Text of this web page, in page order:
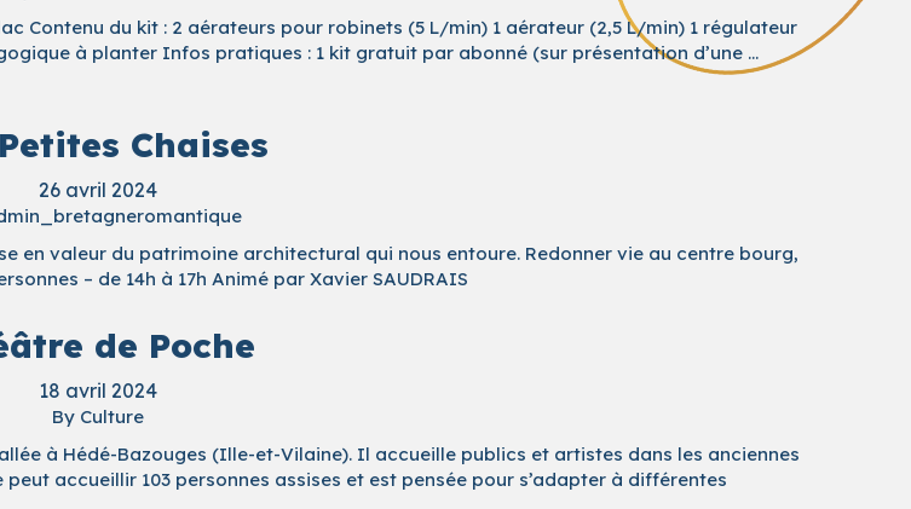
Contenu du kit : 2 aérateurs pour robinets (5 L/min) 1 aérateur (2,5 L/min) 1 régulateur
à planter Infos pratiques : 1 kit gratuit par abonné (sur présentation d’une …
Chaises
26 avril 2024
en valeur du patrimoine architectural qui nous entoure. Redonner vie au centre bourg,
– de 14h à 17h Animé par Xavier SAUDRAIS
de Poche
18 avril 2024
By Culture
à Hédé-Bazouges (Ille-et-Vilaine). Il accueille publics et artistes dans les anciennes
accueillir 103 personnes assises et est pensée pour s’adapter à différentes